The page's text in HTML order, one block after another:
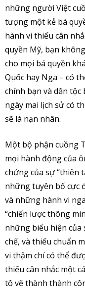
những người Việt
tượng một kẻ bá
hành vi thiếu cân
quyền Mỹ, bạn
cho mọi bá quyền
Quốc hay Nga – có
chính bạn và dân
ngày mai lịch sử có
sẽ là nạn nhân.
Một bộ phận cuồng
mọi hành động của
chứng của sự “thiên
những tuyên bố cực
và những hành vi
“chiến lược thông
những biểu hiện của
chế, và thiếu chuẩn
vi thậm chí có thể
thiếu cân nhắc một
tô vẽ thành thành